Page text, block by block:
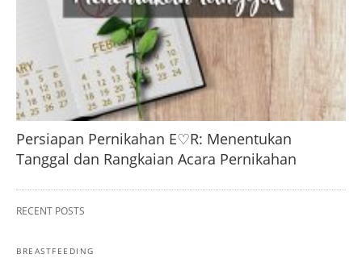
Persiapan Pernikahan E♡R: Menentukan
Tanggal dan Rangkaian Acara Pernikahan
RECENT POSTS
BREASTFEEDING